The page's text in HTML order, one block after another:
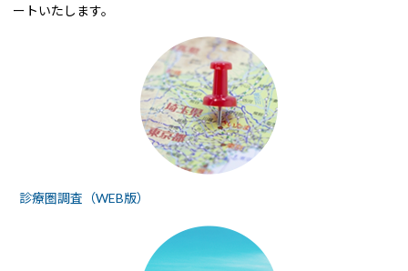
ートいたします。
診療圏調査（WEB版）